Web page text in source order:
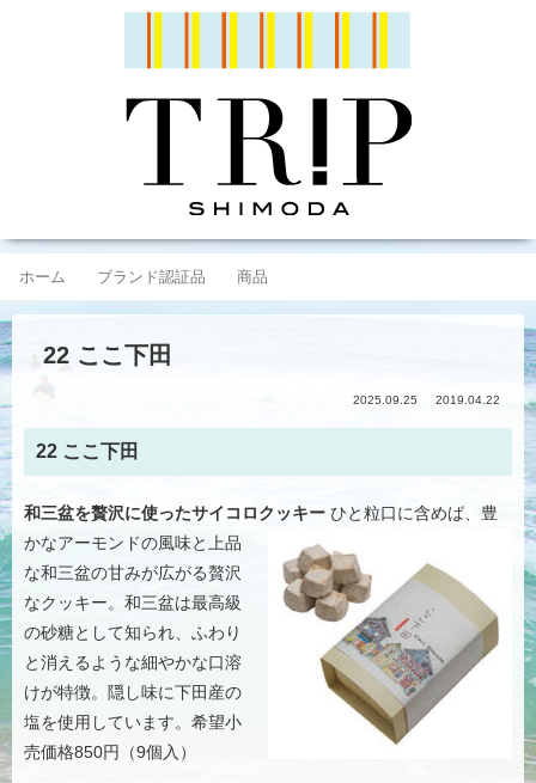
ホーム ブランド認証品 商品
22 ここ下田
2025.09.25 2019.04.22
22 ここ下田
和三盆を贅沢に使ったサイコロクッキー ひと粒口に含めば、豊
かなアーモンドの風味と上品
な和三盆の甘みが広がる贅沢
なクッキー。和三盆は最高級
の砂糖として知られ、ふわり
と消えるような細やかな口溶
けが特徴。隠し味に下田産の
塩を使用しています。希望小
売価格850円（9個入）